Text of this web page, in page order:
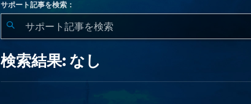
サポート記事を検索：
結
果:
検索結果: なし